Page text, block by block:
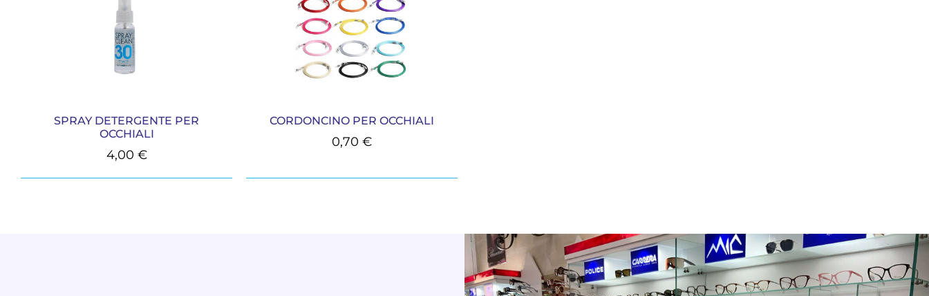
SPRAY DETERGENTE PER
OCCHIALI
4,00 €
CORDONCINO PER OCCHIALI
0,70 €